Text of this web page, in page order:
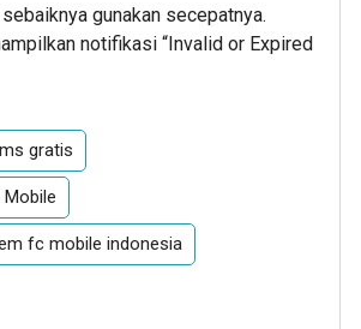
gunakan secepatnya.
notifikasi “Invalid or Expired
gratis
Mobile
fc mobile indonesia